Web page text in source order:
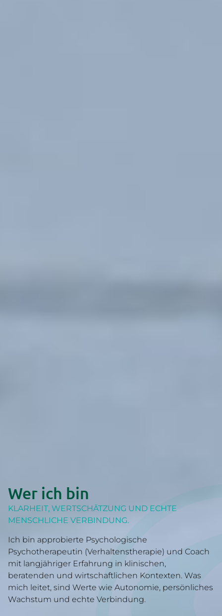
Wer ich bin
KLARHEIT, WERTSCHÄTZUNG UND ECHTE
MENSCHLICHE VERBINDUNG.
Ich bin approbierte Psychologische
Psychotherapeutin (Verhaltenstherapie) und Coach
mit langjähriger Erfahrung in klinischen,
beratenden und wirtschaftlichen Kontexten. Was
mich leitet, sind Werte wie Autonomie, persönliches
Wachstum und echte Verbindung.